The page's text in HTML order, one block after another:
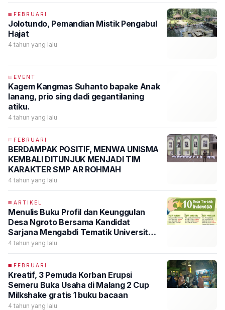
FEBRUARI
Jolotundo, Pemandian Mistik Pengabul
Hajat
4 tahun yang lalu
EVENT
Kagem Kangmas Suhanto bapake Anak
lanang, prio sing dadi gegantilaning
atiku.
4 tahun yang lalu
FEBRUARI
BERDAMPAK POSITIF, MENWA UNISMA
KEMBALI DITUNJUK MENJADI TIM
KARAKTER SMP AR ROHMAH
4 tahun yang lalu
ARTIKEL
Menulis Buku Profil dan Keunggulan
Desa Ngroto Bersama Kandidat
Sarjana Mengabdi Tematik Universitas
Islam Malang 2022
4 tahun yang lalu
FEBRUARI
Kreatif, 3 Pemuda Korban Erupsi
Semeru Buka Usaha di Malang 2 Cup
Milkshake gratis 1 buku bacaan
4 tahun yang lalu